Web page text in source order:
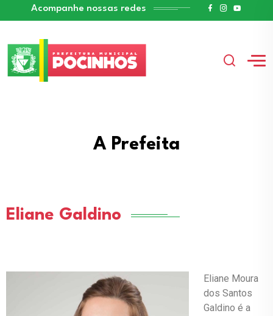
Acompanhe nossas redes
A Prefeita
Eliane Galdino
Eliane Moura
dos Santos
Galdino é a